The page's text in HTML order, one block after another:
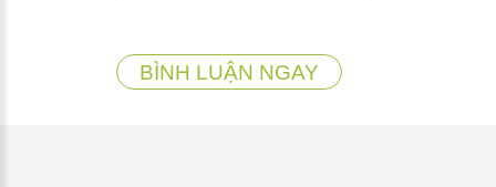
HN: Chốn kia Ngọc Hư cung, sớ dâng
BÌNH LUẬN NGAY